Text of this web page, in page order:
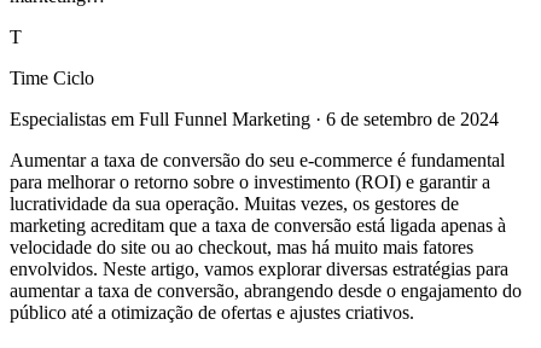
T
Time Ciclo
Especialistas em Full Funnel Marketing · 6 de setembro de 2024
Aumentar a taxa de conversão do seu e-commerce é fundamental
para melhorar o retorno sobre o investimento (ROI) e garantir a
lucratividade da sua operação. Muitas vezes, os gestores de
marketing acreditam que a taxa de conversão está ligada apenas à
velocidade do site ou ao checkout, mas há muito mais fatores
envolvidos. Neste artigo, vamos explorar diversas estratégias para
aumentar a taxa de conversão, abrangendo desde o engajamento do
público até a otimização de ofertas e ajustes criativos.